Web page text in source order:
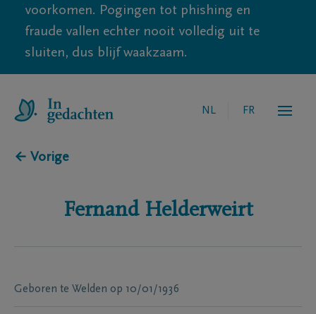
voorkomen. Pogingen tot phishing en
fraude vallen echter nooit volledig uit te
sluiten, dus blijf waakzaam.
NL FR
← Vorige
Fernand Helderweirt
Geboren te Welden op 10/01/1936